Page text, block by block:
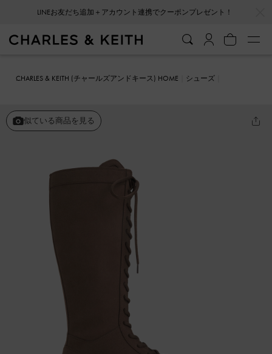
LINEお友だち追加＋アカウント連携でクーポンプレゼント！
CHARLES & KEITH (チャールズアンドキース) HOME
シューズ
似ている商品を見る